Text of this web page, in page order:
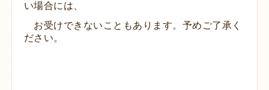
い場合には、
お受けできないこともあります。 予めご了承く
ださい。